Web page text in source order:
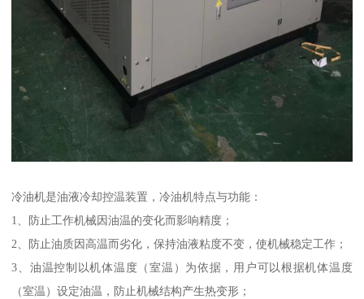
冷油机是油液冷却控温装置，冷油机特点与功能：
1、防止工作机械因油温的变化而影响精度；
2、防止油质因高温而劣化，保持油液粘度不变，使机械稳定工作；
3、油温控制以机体温度（室温）为依据，用户可以根据机体温度
（室温）设定油温，防止机械结构产生热变形；